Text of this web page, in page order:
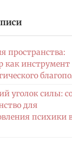
пространства:
как инструмент
уголок силы:
для
психики